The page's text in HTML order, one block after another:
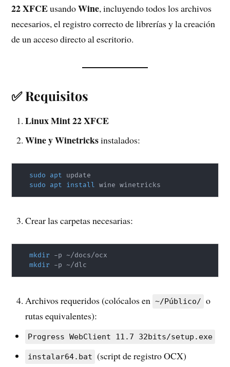
22 XFCEusandoWine, incluyendo todos los archivos
necesarios, el registro correcto de librerías y la creación
de un acceso directo al escritorio.
✅ Requisitos
Linux Mint 22 XFCE
Wine y Winetricksinstalados:
sudo apt update
sudo
apt install wine winetricks
Crear las carpetas necesarias:
mkdir -p ~/docs/ocx
mkdir -p ~/dlc
Archivos requeridos (colócalos en ~/Público/ o
rutas equivalentes):
Progress WebClient 11.7 32bits/setup.exe
instalar64.bat (script de registro OCX)